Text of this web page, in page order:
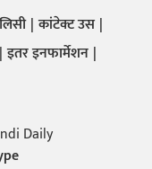
कांटेक्ट उस
इतर इनफार्मेशन
Daily